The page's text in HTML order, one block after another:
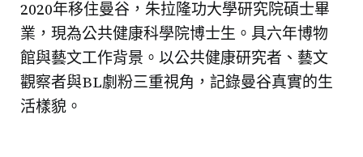
2020年移住曼谷，朱拉隆功大學研究院碩士畢
業，現為公共健康科學院博士生。具六年博物
館與藝文工作背景。以公共健康研究者、藝文
觀察者與BL劇粉三重視角，記錄曼谷真實的生
活樣貌。